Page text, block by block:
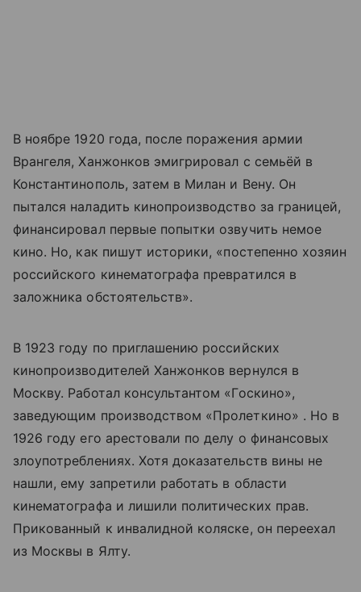
В ноябре 1920 года, после поражения армии
Врангеля, Ханжонков эмигрировал с семьёй в
Константинополь, затем в Милан и Вену. Он
пытался наладить кинопроизводство за границей,
финансировал первые попытки озвучить немое
кино. Но, как пишут историки, «постепенно хозяин
российского кинематографа превратился в
заложника обстоятельств».
В 1923 году по приглашению российских
кинопроизводителей Ханжонков вернулся в
Москву. Работал консультантом «Госкино»,
заведующим производством «Пролеткино» . Но в
1926 году его арестовали по делу о финансовых
злоупотреблениях. Хотя доказательств вины не
нашли, ему запретили работать в области
кинематографа и лишили политических прав.
Прикованный к инвалидной коляске, он переехал
из Москвы в Ялту.